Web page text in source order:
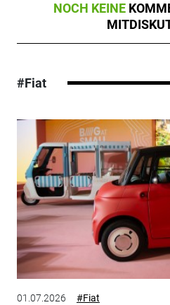
NOCH KEINE
#Fiat
01.07.2026 #Fiat